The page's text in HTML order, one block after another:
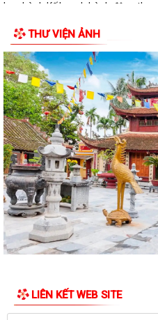
ban hành Kế hoạch hành động thực
PHƯỜNG ĐỒ SƠN THAM DỰ HỘI
TẬP, QUÁN TRIỆT VÀ TRIỂN KHAI
Công văn 3616/STP-PBGDPL,
phố về việc khai thác tài liệu số...
LUẬT SỐ 122/2025/QH15 LUẬT
Công văn số 2612/UBNd-KT,
hiện Kế hoạch số 247/KH-UBND
KẾ HOẠCH SỐ 247/KH-UBND,
hành Luật Thương mại điện tử
KẾ HOẠCH SỐ 249/KH-UBND,
Nghị quyết số 88/NQ-CP ngày...
triển khai thực hiện Kế hoạch số...
THƯ VIỆN ẢNH
LIÊN KẾT WEB SITE